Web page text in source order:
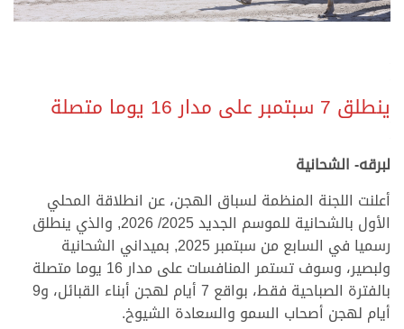
ينطلق 7 سبتمبر على مدار 16 يوما متصلة
لبرقه- الشحانية
أعلنت اللجنة المنظمة لسباق الهجن، عن انطلاقة المحلي
الأول بالشحانية للموسم الجديد 2025/ 2026, والذي ينطلق
رسميا في السابع من سبتمبر 2025, بميداني الشحانية
ولبصير، وسوف تستمر المنافسات على مدار 16 يوما متصلة
بالفترة الصباحية فقط، بواقع 7 أيام لهجن أبناء القبائل، و9
أيام لهجن أصحاب السمو والسعادة الشيوخ.